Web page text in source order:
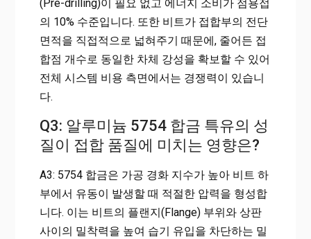
(Pre-drilling)이 필요 없고 에너지 소비가 점용접
의 10% 수준입니다. 또한 비트가 접합부의 전단
면적을 직접적으로 넓혀주기 때문에, 줄어든 접
합점 개수로 동일한 차체 강성을 확보할 수 있어
전체 시스템 비용 측면에서는 경쟁력이 있습니
다.
Q3: 알루미늄 5754 합금 특유의 성
질이 접합 품질에 미치는 영향은?
A3: 5754 합금은 가공 경화 지수가 높아 비트 하
부에서 유동이 발생할 때 적절한 압력을 형성합
니다. 이는 비트의 플랜지(Flange) 부위와 상판
사이의 밀착력을 높여 습기 유입을 차단하는 밀